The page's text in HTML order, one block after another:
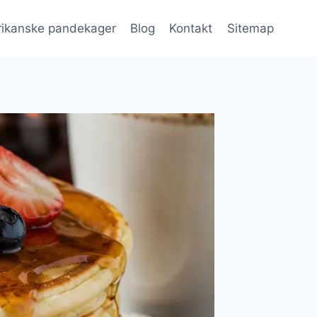
pandekager Blog Kontakt Sitemap